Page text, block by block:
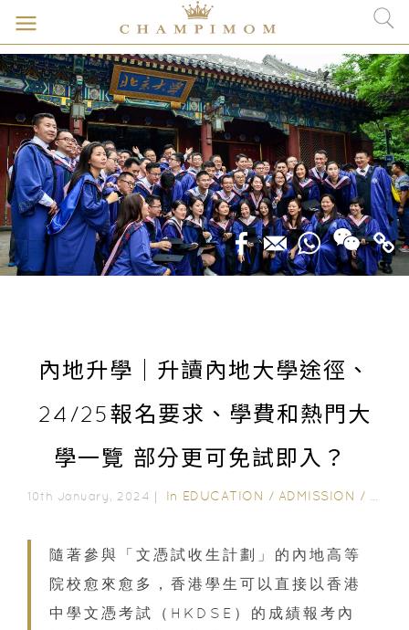
內地升學｜升讀內地大學途徑、
24/25報名要求、學費和熱門大
學一覽 部分更可免試即入？
10th January, 2024｜ In EDUCATION / ADMISSION /
隨著參與「文憑試收生計劃」的內地高等
院校愈來愈多，香港學生可以直接以香港
中學文憑考試（HKDSE）的成績報考內